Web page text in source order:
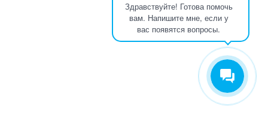
Здравствуйте! Готова помочь
вам. Напишите мне, если у
вас появятся вопросы.